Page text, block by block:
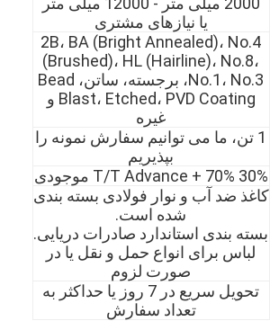
یا نیازهای مشتری
2B، BA (Bright Annealed)، No.4
(Brushed)، HL (Hairline)، No.8،
No.1، No.3، برجسته، ساتن، Bead
Blast، Etched، PVD Coating و
غیره
1 تن، ما می توانیم سفارش نمونه را
بپذیریم
30% T/T Advance + 70% موجودی
کاغذ ضد آب و نوار فولادی بسته بندی
شده است.
بسته بندی استاندارد صادرات دریایی.
لباس برای انواع حمل و نقل یا در
صورت لزوم
تحویل سریع در 7 روز یا حداکثر به
تعداد سفارش